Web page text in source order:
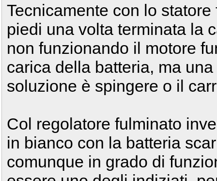
Tecnicamente con lo
piedi una volta terminata la
non funzionando il motore
carica della batteria, ma
soluzione è spingere o il
Col regolatore fulminato
in bianco con la batteria
comunque in grado di